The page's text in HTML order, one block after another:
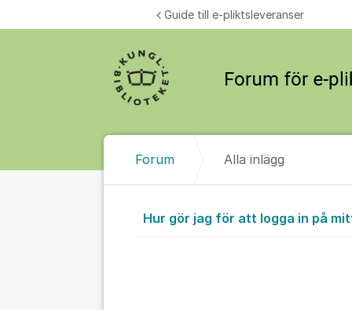
Guide till e-pliktsleveranser
Forum Alla inlägg
Alla inlägg
Hur gör jag för att logga in på